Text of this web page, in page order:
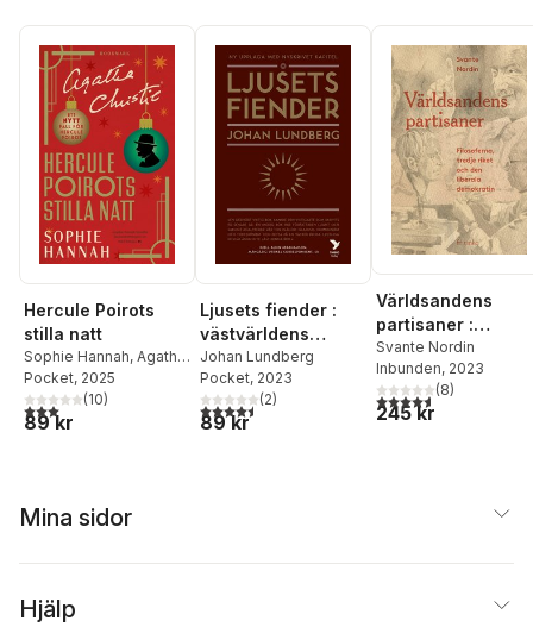
Hercule Poirots
stilla natt
Sophie Hannah, Agatha
Christie
Pocket, 2025
3,0utav 5 stjärnor. Totalt antal röster:
(10)
89 kr
Ljusets fiender :
västvärldens
självkritik och den
svenska
idédebatten
Johan Lundberg
Pocket, 2023
4,5utav 5 stjärnor. Totalt antal röster:
(2)
89 kr
Världsandens
partisaner :
filosoferna, Tredje
riket och den
liberala
Svante Nordin
Inbunden, 2023
4,6utav 5 stjärnor.
(8)
245 kr
Mina sidor
Hjälp